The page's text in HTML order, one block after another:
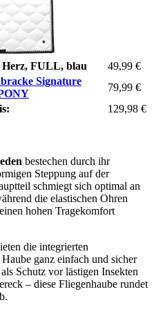
Herz, FULL, blau
49,99 €
Signature
79,99 €
129,98 €
bestechen durch ihr
Steppung auf der
schmiegt sich optimal an
die elastischen Ohren
hohen Tragekomfort
die integrierten
ganz einfach und sicher
Schutz vor lästigen Insekten
– diese Fliegenhaube rundet